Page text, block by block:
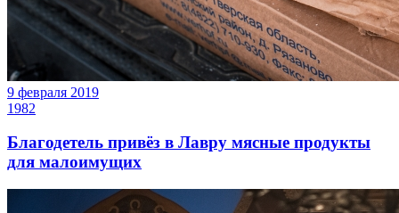
9 февраля 2019
1982
Благодетель привёз в Лавру мясные продукты
для малоимущих